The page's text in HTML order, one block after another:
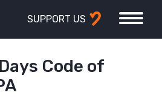
SUPPORT US
Code of